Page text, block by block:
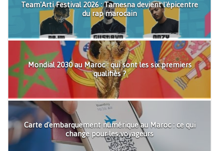
Team'Arti Festival 2026 : Tamesna devient l'épicentre
du rap marocain
Mondial 2030 au Maroc : qui sont les six premiers
qualifiés ?
Carte d'embarquement numérique au Maroc : ce qui
change pour les voyageurs